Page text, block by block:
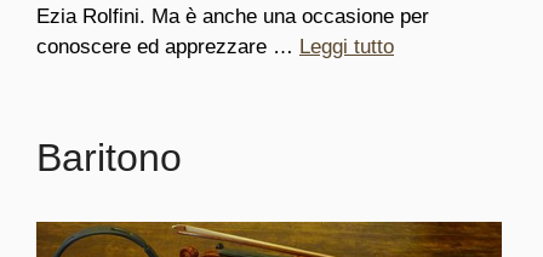
Ezia Rolfini. Ma è anche una occasione per
conoscere ed apprezzare … Leggi tutto
Baritono